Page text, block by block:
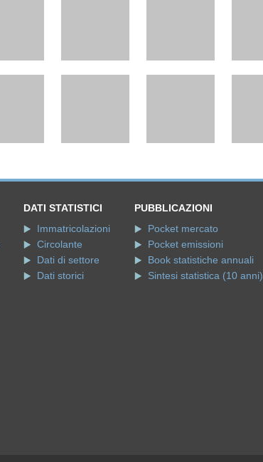
DATI STATISTICI
Immatricolazioni
Circolante
Dati di settore
Dati storici
PUBBLICAZIONI
Pocket mercato
Pocket emissioni
Book statistiche annuali
Sintesi statistica (10 anni)